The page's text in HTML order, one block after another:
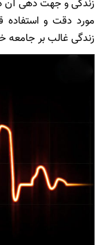
زندگیوجهتدهی آن
مورد دقت و استفاده
زندگی غالببرجامعه